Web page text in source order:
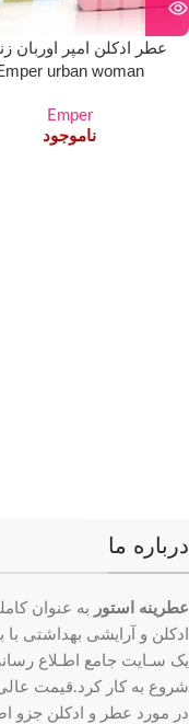
عطر ادکلن امپر اوربان
urban woman
Emper
ناموجود
درباره ما
عطرینه استور به عنوان
یک سـایت جامع اطـلاع
شروع به کار کرد.قیمت
در مورد عطر و ادکلن جزو